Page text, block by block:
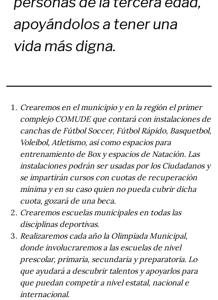
apoyándolos a tener una
vida más digna.
Crearemos en el municipio y en la región el primer
complejo COMUDE que contará con instalaciones de
canchas de Fútbol Soccer, Fútbol Rápido, Basquetbol,
Voleibol, Atletismo, así como espacios para
entrenamiento de Box y espacios de Natación. Las
instalaciones podrán ser usadas por los Ciudadanos y
se impartirán cursos con cuotas de recuperación
mínima y en su caso quien no pueda cubrir dicha
cuota, gozará de una beca.
Crearemos escuelas municipales en todas las
disciplinas deportivas.
Realizaremos cada año la Olimpiada Municipal,
donde involucraremos a las escuelas de nivel
prescolar, primaria, secundaria y preparatoria. Lo
que ayudará a descubrir talentos y apoyarlos para
que puedan competir a nivel estatal, nacional e
internacional.